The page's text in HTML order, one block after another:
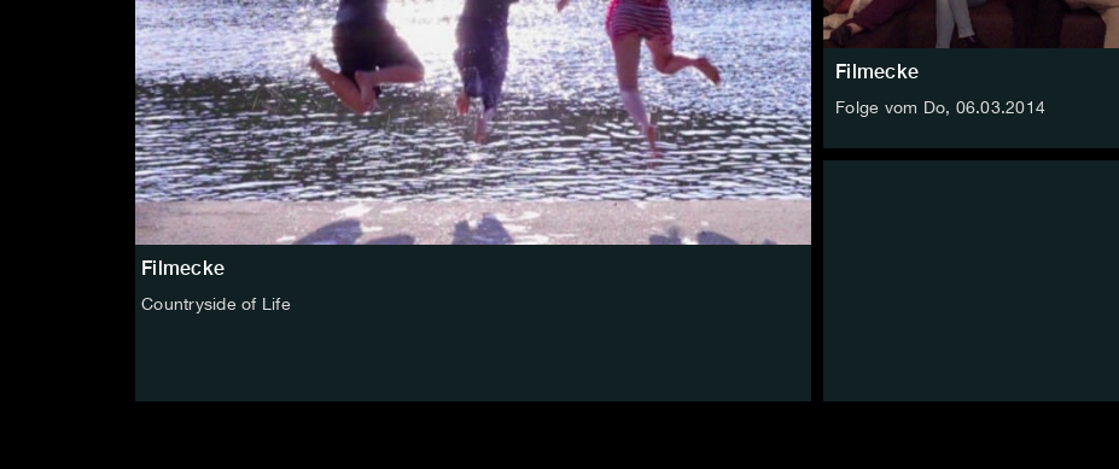
Filmecke
Countryside of Life
Filmecke
Folge vom Do, 06.03.2014